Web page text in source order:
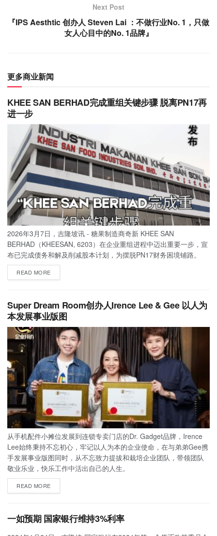
Next Post
『IPS Aesthtic 创办人 Steven Lai ：不做行业No. 1，只做
女人心目中的No. 1品牌』
更多商业新闻
KHEE SAN BERHAD完成重组关键步骤 脱离PN17再
进一步
2026年3月7日，吉隆坡讯 - 糖果制造商奇新 KHEE SAN
BERHAD（KHEESAN, 6203）在企业重组进程中迈出重要一步，宣
布已完成债务和解及削减股本计划，为摆脱PN17财务困境铺路。
READ MORE
Super Dream Room创办人Irence Lee & Gee 以人为
本发展事业版图
从手机配件小摊位发展到连锁专卖门店的Dr. Gadget品牌，Irence
Lee始终秉持不忘初心，牢记以人为本的企业使命，在与弟弟Gee携
手发展事业版图同时，从不忘致力提拔和栽培企业团队，带领团队
敬业乐业，快乐工作中活出自己的人生。
READ MORE
一如预期 国家银行维持3%利率